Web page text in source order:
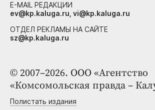
© 2007–2026. ООО «Агентство
«Комсомольская правда –
Полистать издания
E-MAIL РЕДАКЦИИ
ev@kp.kaluga.ru, vi@kp.kaluga.ru
ОТДЕЛ РЕКЛАМЫ НА САЙТЕ
sz@kp.kaluga.ru